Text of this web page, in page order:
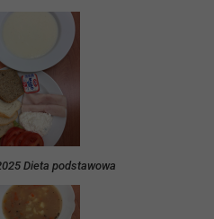
Dieta podstawowa